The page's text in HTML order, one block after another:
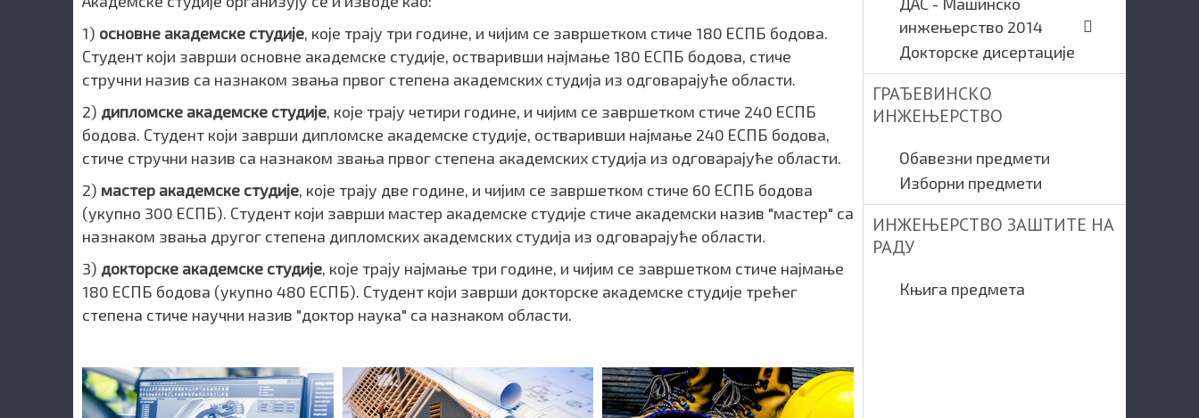
1) основне академске студије, које трају три године, и чијим се завршетком стиче 180 ЕСПБ бодова.
Студент који заврши основне академске студије, остваривши најмање 180 ЕСПБ бодова, стиче
стручни назив са назнаком звања првог степена академских студија из одговарајуће области.
2) дипломске академске студије, које трају четири године, и чијим се завршетком стиче 240 ЕСПБ
бодова. Студент који заврши дипломске академске студије, остваривши најмање 240 ЕСПБ бодова,
стиче стручни назив са назнаком звања првог степена академских студија из одговарајуће области.
2) мастер академске студије, које трају две године, и чијим се завршетком стиче 60 ЕСПБ бодова
(укупно 300 ЕСПБ). Студент који заврши мастер академске студије стиче академски назив "мастер" са
назнаком звања другог степена дипломских академских студија из одговарајуће области.
3) докторске академске студије, које трају најмање три године, и чијим се завршетком стиче најмање
180 ЕСПБ бодова (укупно 480 ЕСПБ). Студент који заврши докторске академске студије трећег
степена стиче научни назив "доктор наука" са назнаком области.
инжењерство 2014
Докторске дисертације
ГРАЂЕВИНСКО
ИНЖЕЊЕРСТВО
Обавезни предмети
Изборни предмети
ИНЖЕЊЕРСТВО ЗАШТИТЕ НА
РАДУ
Књига предмета